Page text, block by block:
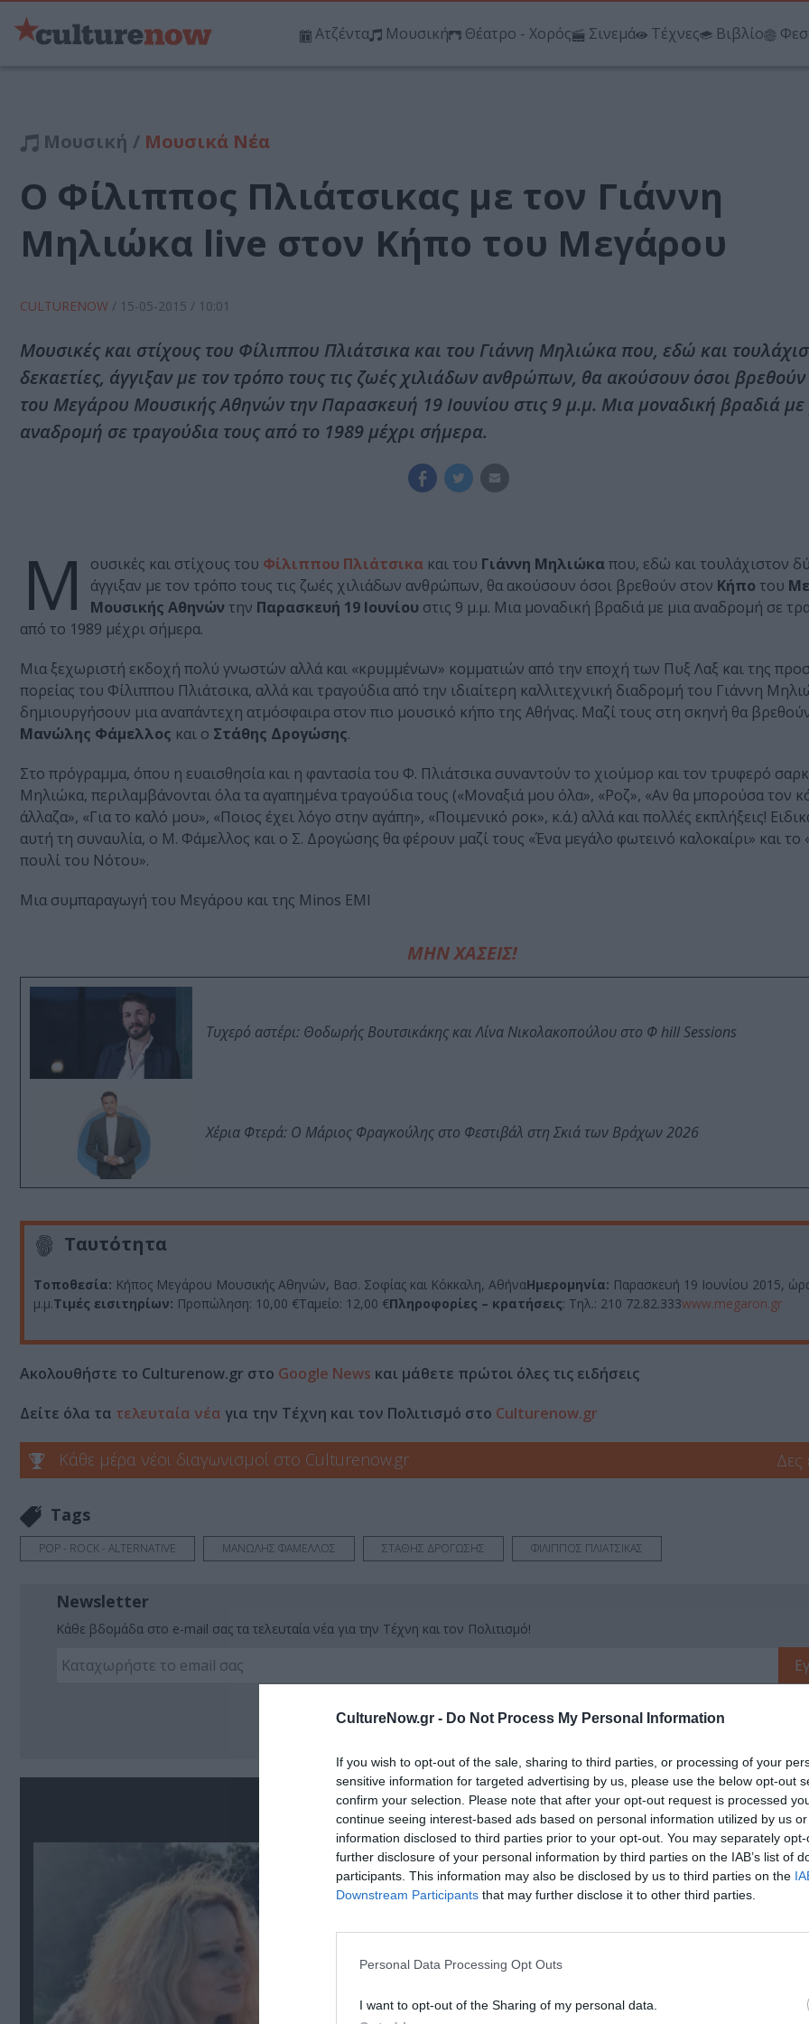
CultureNow.gr - Do Not Process My Personal Information
If you wish to opt-out of the sale, sharing to third parties, or processing of your
sensitive information for targeted advertising by us, please use the below opt-out
confirm your selection. Please note that after your opt-out request is processed
continue seeing interest-based ads based on personal information utilized by us
information disclosed to third parties prior to your opt-out. You may separately
further disclosure of your personal information by third parties on the IAB’s list of
participants. This information may also be disclosed by us to third parties on the
Downstream Participants that may further disclose it to other third parties.
Personal Data Processing Opt Outs
I want to opt-out of the Sharing of my personal data.
Ατζέντα Μουσική Θέατρο - Χορός Σινεμά Τέχνες Βιβλίο
Μουσική / Μουσικά Νέα
Ο Φίλιππος Πλιάτσικας με τον Γιάννη
Μηλιώκα live στον Κήπο του Μεγάρου
CULTURENOW / 15-05-2015 / 10:01
Mουσικές και στίχους του Φίλιππου Πλιάτσικα και του Γιάννη Μηλιώκα που, εδώ και
δεκαετίες, άγγιξαν με τον τρόπο τους τις ζωές χιλιάδων ανθρώπων, θα ακούσουν όσοι
του Μεγάρου Μουσικής Αθηνών την Παρασκευή 19 Ιουνίου στις 9 μ.μ. Μια μοναδική βραδιά με
αναδρομή σε τραγούδια τους από το 1989 μέχρι σήμερα.
M ουσικές και στίχους του Φίλιππου Πλιάτσικα και του Γιάννη Μηλιώκαπου, εδώ και τουλάχιστον
άγγιξαν με τον τρόπο τους τις ζωές χιλιάδων ανθρώπων, θα ακούσουν όσοι βρεθούν στον Κήπο του
Μουσικής Αθηνών την Παρασκευή 19 Ιουνίου στις 9 μ.μ. Μια μοναδική βραδιά με μια αναδρομή σε
από το 1989 μέχρι σήμερα.
Μια ξεχωριστή εκδοχή πολύ γνωστών αλλά και «κρυμμένων» κομματιών από την εποχή των Πυξ Λαξ και της
πορείας του Φίλιππου Πλιάτσικα, αλλά και τραγούδια από την ιδιαίτερη καλλιτεχνική διαδρομή του Γιάννη
δημιουργήσουν μια αναπάντεχη ατμόσφαιρα στον πιο μουσικό κήπο της Αθήνας. Μαζί τους στη σκηνή θα
Μανώλης Φάμελλος και ο Στάθης Δρογώσης.
Στο πρόγραμμα, όπου η ευαισθησία και η φαντασία του Φ. Πλιάτσικα συναντούν το χιούμορ και τον τρυφερό
Μηλιώκα, περιλαμβάνονται όλα τα αγαπημένα τραγούδια τους («Μοναξιά μου όλα», «Ροζ», «Αν θα μπορούσα τον
άλλαζα», «Για το καλό μου», «Ποιος έχει λόγο στην αγάπη», «Ποιμενικό ροκ», κ.ά.) αλλά και πολλές εκπλήξεις!
αυτή τη συναυλία, ο Μ. Φάμελλος και ο Σ. Δρογώσης θα φέρουν μαζί τους «Ένα μεγάλο φωτεινό καλοκαίρι» και το
πουλί του Νότου».
Μια συμπαραγωγή του Μεγάρου και της Minos EMI
ΜΗΝ ΧΑΣΕΙΣ!
Τυχερό αστέρι: Θοδωρής Βουτσικάκης και Λίνα Νικολακοπούλου στο Φ hill Sessions
Χέρια Φτερά: Ο Μάριος Φραγκούλης στο Φεστιβάλ στη Σκιά των Βράχων 2026
Ταυτότητα
Τοποθεσία: Κήπος Μεγάρου Μουσικής Αθηνών, Βασ. Σοφίας και Κόκκαλη, ΑθήναΗμερομηνία: Παρασκευή 19 Ιουνίου 2015,
μ.μ.Τιμές εισιτηρίων: Προπώληση: 10,00 €Ταμείο: 12,00 €Πληροφορίες – κρατήσεις: Τηλ.: 210 72.82.333www.megaron.gr
Ακολουθήστε το Culturenow.gr στο Google News και μάθετε πρώτοι όλες τις ειδήσεις
Δείτε όλα τα τελευταία νέα για την Τέχνη και τον Πολιτισμό στο Culturenow.gr
Κάθε μέρα νέοι διαγωνισμοί στο Culturenow.gr Δες
Tags
POP - ROCK - ALTERNATIVE ΜΑΝΩΛΗΣ ΦΑΜΕΛΛΟΣ ΣΤΑΘΗΣ ΔΡΟΓΩΣΗΣ ΦΙΛΙΠΠΟΣ ΠΛΙΑΤΣΙΚΑΣ
Newsletter
Κάθε βδομάδα στο e-mail σας τα τελευταία νέα για την Τέχνη και τον Πολιτισμό!
Σχετικά Άρθρα